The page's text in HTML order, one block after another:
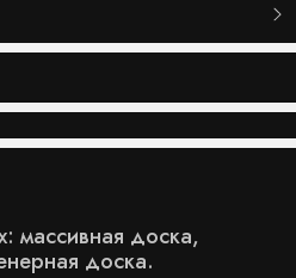
массивная доска,
доска.